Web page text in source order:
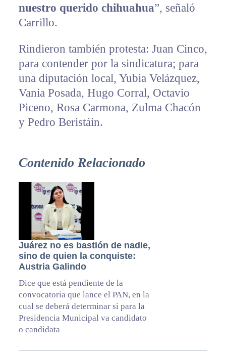
nuestro querido chihuahua”, señaló
Carrillo.
Rindieron también protesta: Juan Cinco,
para contender por la sindicatura; para
una diputación local, Yubia Velázquez,
Vania Posada, Hugo Corral, Octavio
Piceno, Rosa Carmona, Zulma Chacón
y Pedro Beristáin.
Contenido Relacionado
Juárez no es bastión de nadie,
sino de quien la conquiste:
Austria Galindo
Dice que está pendiente de la
convocatoria que lance el PAN, en la
cual se deberá determinar si para la
Presidencia Municipal va candidato
o candidata